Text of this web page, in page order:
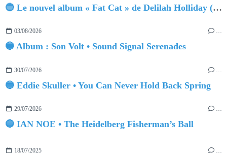
🔵 Le nouvel album « Fat Cat » de Delilah Holliday (sortie le 30 Octobre 2026)
03/08/2026 …
🔵 Album : Son Volt • Sound Signal Serenades
30/07/2026
🔵 Eddie Skuller • You Can Never Hold Back Spring
29/07/2026 …
🔵 IAN NOE • The Heidelberg Fisherman’s Ball
18/07/2025 …